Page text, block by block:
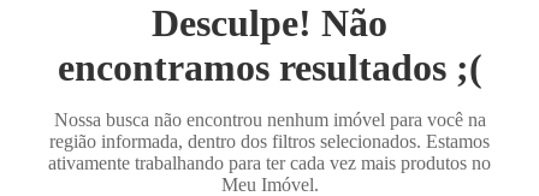
Desculpe! Não
encontramos resultados ;(
Nossa busca não encontrou nenhum imóvel para você na
região informada, dentro dos filtros selecionados. Estamos
ativamente trabalhando para ter cada vez mais produtos no
Meu Imóvel.